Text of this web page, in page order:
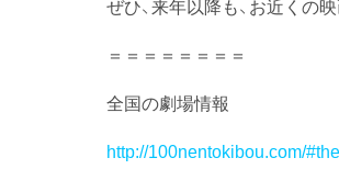
ぜひ、来年以降も、お近くの
＝＝＝＝＝＝＝＝
全国の劇場情報
http://100nentokibou.com/